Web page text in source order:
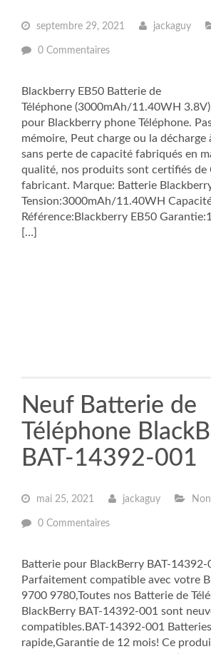
septembre 29, 2021 jackaguy
0 Commentaires
Blackberry EB50 Batterie de
Téléphone (3000mAh/11.40WH
pour Blackberry phone Téléphone.
mémoire, Peut charge ou la
sans perte de capacité fabriqués en
qualité, nos produits sont certifiés de
fabricant. Marque: Batterie
Tension:3000mAh/11.40WH
Référence:Blackberry EB50
[…]
Neuf Batterie de
Téléphone
BAT-14392-001
mai 25, 2021 jackaguy
0 Commentaires
Batterie pour BlackBerry BAT-14392-
Parfaitement compatible avec votre
9700 9780,Toutes nos Batterie de
BlackBerry BAT-14392-001 sont
compatibles.BAT-14392-001
rapide,Garantie de 12 mois! Ce